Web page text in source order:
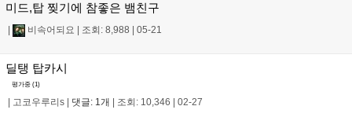
미드,탑 찢기에 참좋은 뱀친구
비속어되요 조회: 8,988 05-21
딜탱 탑카시
평가중 (1)
고코우루리s 댓글: 1개 조회: 10,346 02-27